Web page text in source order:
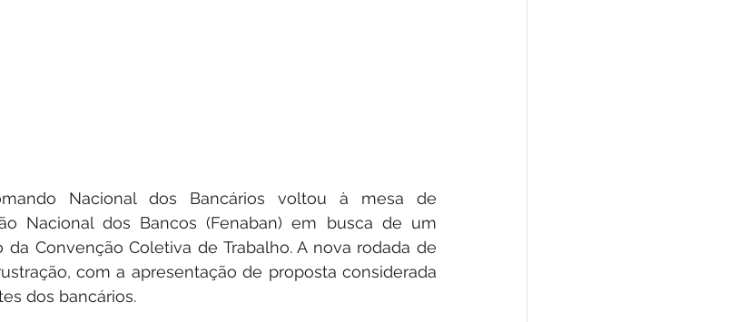
Nacional dos Bancários voltou à mesa de
Nacional dos Bancos (Fenaban) em busca de um
Convenção Coletiva de Trabalho. A nova rodada de
com a apresentação de proposta considerada
dos bancários.